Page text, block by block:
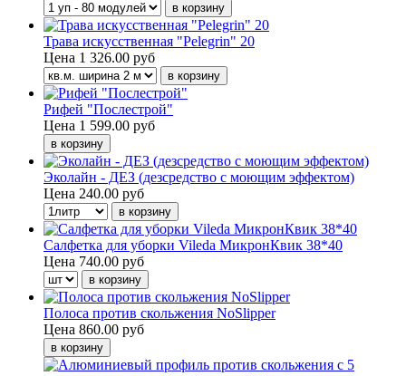
Трава искусственная "Pelegrin" 20
Цена 1 326.00 руб
Рифей "Послестрой"
Цена 1 599.00 руб
Эколайн - ДЕЗ (дезсредство с моющим эффектом)
Цена 240.00 руб
Салфетка для уборки Vileda МикронКвик 38*40
Цена 740.00 руб
Полоса против скольжения NoSlipper
Цена 860.00 руб